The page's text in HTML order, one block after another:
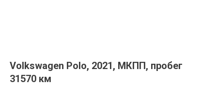
Volkswagen Polo, 2021, МКПП, пробег
31570 км